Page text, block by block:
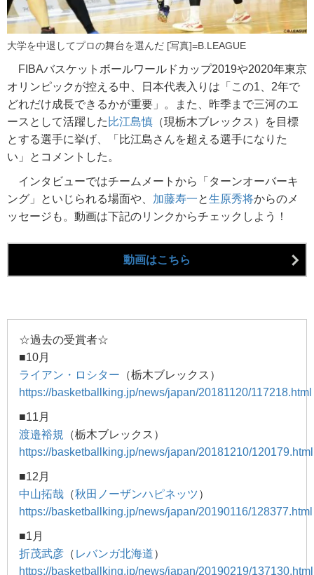
大学を中退してプロの舞台を選んだ [写真]=B.LEAGUE
FIBAバスケットボールワールドカップ2019や2020年東京
オリンピックが控える中、日本代表入りは「この1、2年で
どれだけ成長できるかが重要」。また、昨季まで三河のエ
ースとして活躍した 比江島慎 （現栃木ブレックス）を目標
とする選手に挙げ、「比江島さんを超える選手になりた
い」とコメントした。
インタビューではチームメートから「ターンオーバーキ
ング」といじられる場面や、 加藤寿一と生原秀将からのメ
ッセージも。動画は下記のリンクからチェックしよう！
動画はこちら
☆過去の受賞者☆
■10月
ライアン・ロシター （栃木ブレックス）
https://basketballking.jp/news/japan/20181120/117218.html
■11月
渡邉裕規
（栃木ブレックス）
https://basketballking.jp/news/japan/20181210/120179.html
■12月
中山拓哉 （秋田ノーザンハピネッツ）
https://basketballking.jp/news/japan/20190116/128377.html
■1月
折茂武彦 （ レバンガ北海道）
https://basketballking.jp/news/japan/20190219/137130.html